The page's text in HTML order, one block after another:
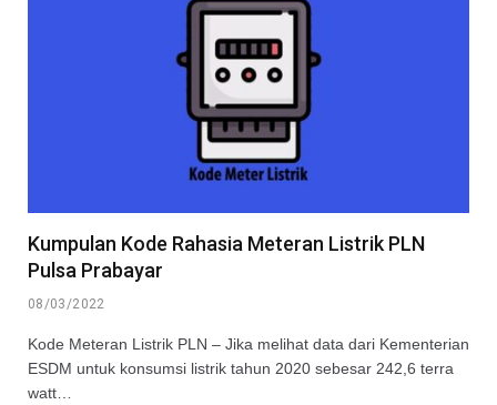
Kumpulan Kode Rahasia Meteran Listrik PLN
Pulsa Prabayar
08/03/2022
Kode Meteran Listrik PLN – Jika melihat data dari Kementerian
ESDM untuk konsumsi listrik tahun 2020 sebesar 242,6 terra
watt…